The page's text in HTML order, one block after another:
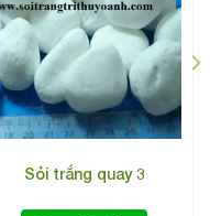
Sỏi trắng quay 3